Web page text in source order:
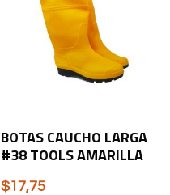
BOTAS CAUCHO LARGA
#38 TOOLS AMARILLA
$17,75